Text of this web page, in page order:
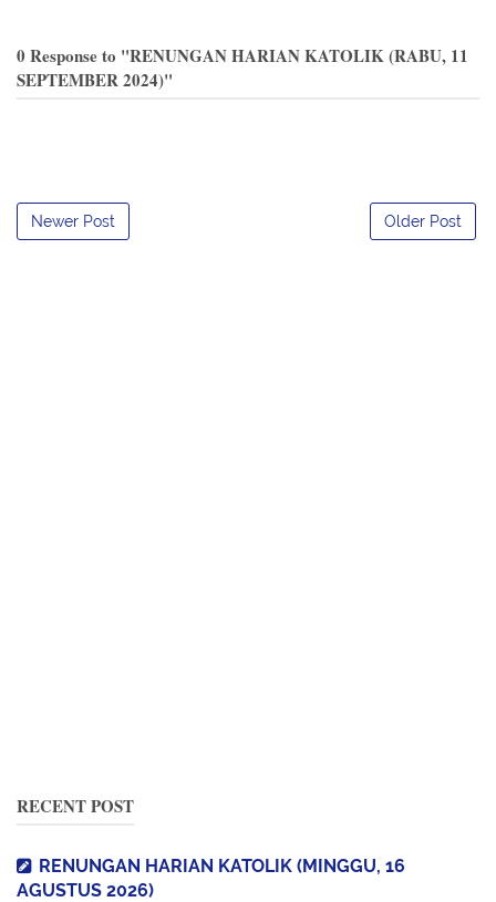
0 Response to "RENUNGAN HARIAN KATOLIK (RABU, 11
SEPTEMBER 2024)"
Newer Post Older Post
RECENT POST
RENUNGAN HARIAN KATOLIK (MINGGU, 16
AGUSTUS 2026)